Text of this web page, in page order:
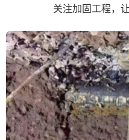
关注加固工程，